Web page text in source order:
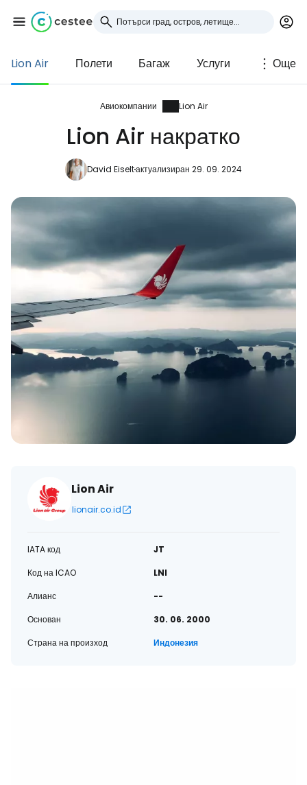
Lion Air Полети Багаж Услуги Още
Авиокомпании Lion Air
Lion Air накратко
David Eiseltактуализиран 29. 09. 2024
Lion Air
lionair.co.id
IATA код
JT
Код на ICAO
LNI
Алианс
--
Основан
30. 06. 2000
Страна на произход
Индонезия
Влезте в Cestee
... световната общност на туристите
Продължете с Google
Продължете с Facebook
Продължете с имейл